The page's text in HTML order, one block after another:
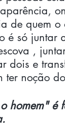
de quem o
é só juntar
,
dois e
ter noção
homem" é